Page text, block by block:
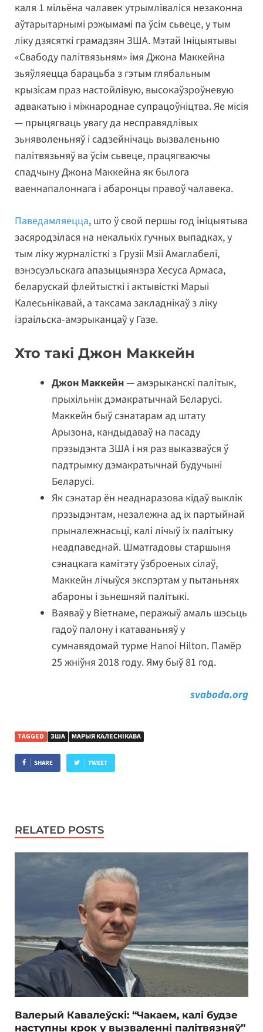
каля 1 мільёна чалавек утрымліваліся незаконна
аўтарытарнымі рэжымамі па ўсім сьвеце, у тым
ліку дзясяткі грамадзян ЗША. Мэтай Ініцыятывы
«Свабоду палітвязьням» імя Джона Маккейна
зьяўляецца барацьба з гэтым глябальным
крызісам праз настойлівую, высокаўзроўневую
адвакатыю і міжнароднае супрацоўніцтва. Яе місія
— прыцягваць увагу да несправядлівых
зьняволеньняў і садзейнічаць вызваленьню
палітвязьняў ва ўсім сьвеце, працягваючы
спадчыну Джона Маккейна як былога
ваеннапалоннага і абаронцы правоў чалавека.
Паведамляецца, што ў свой першы год ініцыятыва
засяродзілася на некалькіх гучных выпадках, у
тым ліку журналісткі з Грузіі Мзіі Амаглабелі,
вэнэсуэльскага апазыцыянэра Хесуса Армаса,
беларускай флейтысткі і актывісткі Марыі
Калесьнікавай, а таксама закладнікаў з ліку
ізраільска-амэрыканцаў у Газе.
Хто такі Джон Маккейн
Джон Маккейн— амэрыканскі палітык,
прыхільнік дэмакратычнай Беларусі. ​
Маккейн быў сэнатарам ад штату
Арызона, кандыдаваў на пасаду
прэзыдэнта ЗША і ня раз выказваўся ў
падтрымку дэмакратычнай будучыні
Беларусі.
Як сэнатар ён неаднаразова кідаў выклік
прэзыдэнтам, незалежна ад іх партыйнай
прыналежнасьці, калі лічыў іх палітыку
неадпаведнай. Шматгадовы старшыня
сэнацкага камітэту ўзброеных сілаў,
Маккейн лічыўся экспэртам у пытаньнях
абароны і зьнешняй палітыкі.
Ваяваў у Віетнаме, перажыў амаль шэсьць
гадоў палону і катаваньняў у
сумнавядомай турме Hanoi Hilton. Памёр
25 жніўня 2018 году. Яму быў 81 год.
svaboda.org
TAGGED ЗША МАРЫЯ КАЛЕСНІКАВА
SHARE TWEET
RELATED POSTS
Валерый Кавалеўскі: “Чакаем, калі будзе
наступны крок у вызваленні палітвязняў”